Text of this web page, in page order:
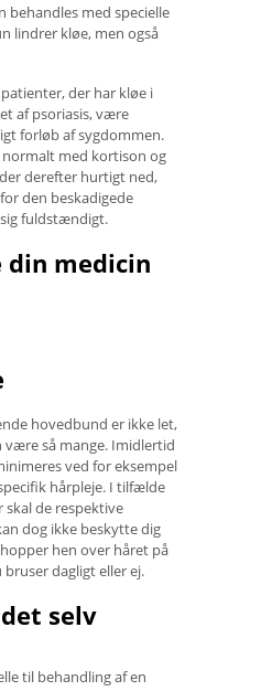
behandles med specielle
lindrer kløe, men også
der har kløe i
af psoriasis, være
forløb af sygdommen.
med kortison og
derefter hurtigt ned,
den beskadigede
fuldstændigt.
din medicin
hovedbund er ikke let,
være så mange. Imidlertid
ved for eksempel
hårpleje. I tilfælde
skal de respektive
dog ikke beskytte dig
hen over håret på
dagligt eller ej.
selv
til behandling af en